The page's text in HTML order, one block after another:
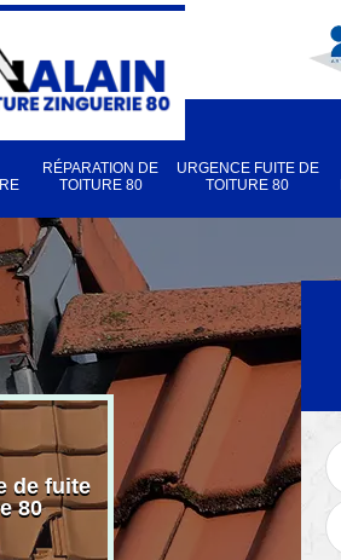
RÉPARATION DE
TOITURE 80
URGENCE FUITE DE
TOITURE 80
de fuite
80
Pose de velux 80